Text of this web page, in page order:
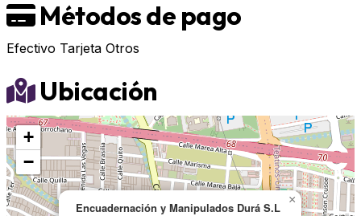
Métodos de pago
Efectivo Tarjeta Otros
Ubicación
Encuadernación y Manipulados Durá S.L
×
+
−